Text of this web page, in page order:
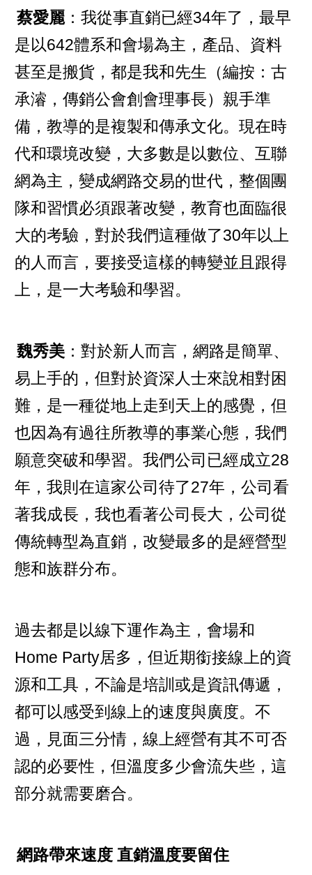
蔡愛麗：我從事直銷已經34年了，最早
是以642體系和會場為主，產品、資料
甚至是搬貨，都是我和先生（編按：古
承濬，傳銷公會創會理事長）親手準
備，教導的是複製和傳承文化。現在時
代和環境改變，大多數是以數位、互聯
網為主，變成網路交易的世代，整個團
隊和習慣必須跟著改變，教育也面臨很
大的考驗，對於我們這種做了30年以上
的人而言，要接受這樣的轉變並且跟得
上，是一大考驗和學習。
魏秀美 ：對於新人而言，網路是簡單、
易上手的，但對於資深人士來說相對困
難，是一種從地上走到天上的感覺，但
也因為有過往所教導的事業心態，我們
願意突破和學習。我們公司已經成立28
年，我則在這家公司待了27年，公司看
著我成長，我也看著公司長大，公司從
傳統轉型為直銷，改變最多的是經營型
態和族群分布。
過去都是以線下運作為主，會場和
Home Party居多，但近期銜接線上的資
源和工具，不論是培訓或是資訊傳遞，
都可以感受到線上的速度與廣度。不
過，見面三分情，線上經營有其不可否
認的必要性，但溫度多少會流失些，這
部分就需要磨合。
網路帶來速度 直銷溫度要留住